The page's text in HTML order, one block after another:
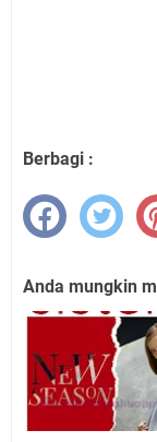
Berbagi :
Anda mungkin